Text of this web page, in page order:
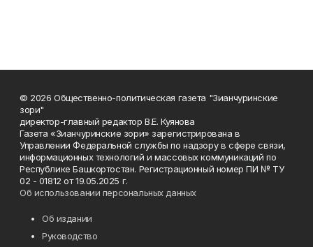
© 2026 Общественно-политическая газета "Зианчуринские
зори"
директор-главный редактор В.Е. Куянова
Газета «Зианчуринские зори» зарегистрирована в
Управлении Федеральной службы по надзору в сфере связи,
информационных технологий и массовых коммуникаций по
Республике Башкортостан. Регистрационный номер ПИ № ТУ
02 - 01812 от 19.05.2025 г.
Об использовании персональных данных
Об издании
Руководство